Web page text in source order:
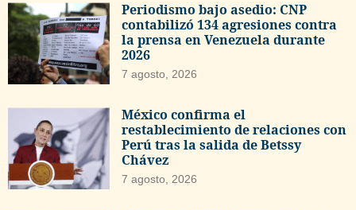
Periodismo bajo asedio: CNP
contabilizó 134 agresiones contra
la prensa en Venezuela durante
2026
7 agosto, 2026
México confirma el
restablecimiento de relaciones con
Perú tras la salida de Betssy
Chávez
7 agosto, 2026